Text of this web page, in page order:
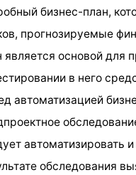
бизнес-план,
прогнозируемые
является основой для
в него
автоматизацией
автоматизировать
обследования